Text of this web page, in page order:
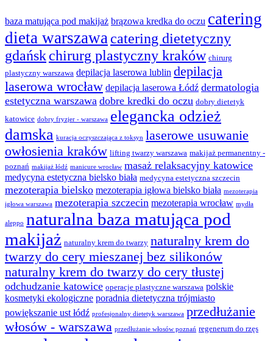
baza matująca pod makijaż brązowa kredka do oczu catering
dieta warszawa catering dietetyczny
gdańskchirurg plastyczny kraków chirurg
plastyczny warszawa depilacja laserowa lublin depilacja
laserowa wrocław depilacja laserowa Łódź dermatologia
estetyczna warszawa dobre kredki do oczu dobry dietetyk
katowice dobry fryzjer - warszawa elegancka odzież
damska kuracja oczyszczająca z toksyn laserowe usuwanie
owłosienia kraków lifting twarzy warszawa makijaż permanentny -
poznań makijaż łódź manicure wrocław masaż relaksacyjny katowice
medycyna estetyczna bielsko biała medycyna estetyczna szczecin
mezoterapia bielsko mezoterapia igłowa bielsko biała mezoterapia
igłowa warszawa mezoterapia szczecin mezoterapia wrocław mydła
aleppo naturalna baza matująca pod
makijaż naturalny krem do twarzy naturalny krem do
twarzy do cery mieszanej bez silikonów
naturalny krem do twarzy do cery tłustej
odchudzanie katowice operacje plastyczne warszawa polskie
kosmetyki ekologiczne poradnia dietetyczna trójmiasto
powiększanie ust łódź profesjonalny dietetyk warszawa przedłużanie
włosów - warszawa przedłużanie włosów poznań regenerum do rzęs